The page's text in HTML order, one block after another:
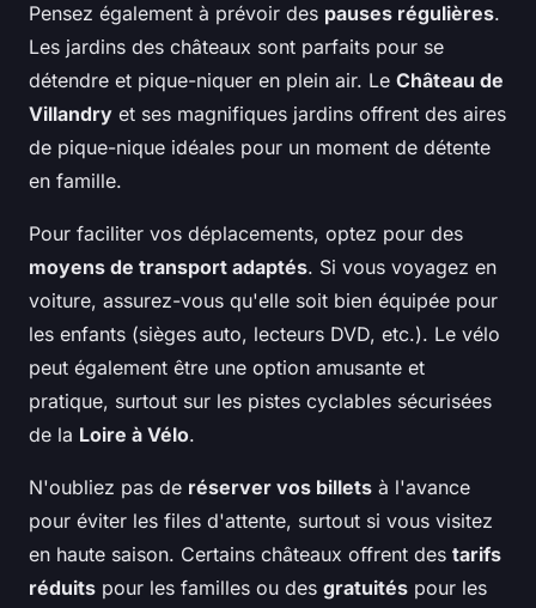
Pensez également à prévoir des pauses régulières.
Les jardins des châteaux sont parfaits pour se
détendre et pique-niquer en plein air. Le Château de
Villandry et ses magnifiques jardins offrent des aires
de pique-nique idéales pour un moment de détente
en famille.
Pour faciliter vos déplacements, optez pour des
moyens de transport adaptés. Si vous voyagez en
voiture, assurez-vous qu'elle soit bien équipée pour
les enfants (sièges auto, lecteurs DVD, etc.). Le vélo
peut également être une option amusante et
pratique, surtout sur les pistes cyclables sécurisées
de la Loire à Vélo.
N'oubliez pas de réserver vos billets à l'avance
pour éviter les files d'attente, surtout si vous visitez
en haute saison. Certains châteaux offrent des tarifs
réduits pour les familles ou des gratuités pour les